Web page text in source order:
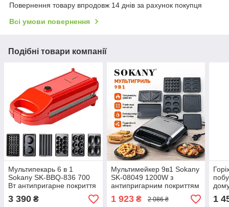
Повернення товару впродовж 14 днів за рахунок покупця
Всі умови повернення
Подібні товари компанії
Мультипекарь 6 в 1
Sokany SK-BBQ-836 700
Вт антипригарне покриття
Червоний
3 390 ₴
Мультимейкер 9в1 Sokany
SK-08049 1200W з
антипригарним покриттям
та змінними насадками
1 923₴ 2 086 ₴
750
1